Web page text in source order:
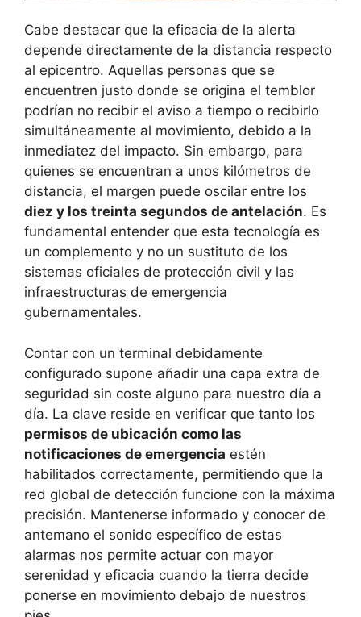
Cabe destacar que la eficacia de la alerta
depende directamente de la distancia respecto
al epicentro. Aquellas personas que se
encuentren justo donde se origina el temblor
podrían no recibir el aviso a tiempo o recibirlo
simultáneamente al movimiento, debido a la
inmediatez del impacto. Sin embargo, para
quienes se encuentran a unos kilómetros de
distancia, el margen puede oscilar entre los
diez y los treinta segundos de antelación. Es
fundamental entender que esta tecnología es
un complemento y no un sustituto de los
sistemas oficiales de protección civil y las
infraestructuras de emergencia
gubernamentales.
Contar con un terminal debidamente
configurado supone añadir una capa extra de
seguridad sin coste alguno para nuestro día a
día. La clave reside en verificar que tanto los
permisos de ubicación como las
notificaciones de emergencia estén
habilitados correctamente, permitiendo que la
red global de detección funcione con la máxima
precisión. Mantenerse informado y conocer de
antemano el sonido específico de estas
alarmas nos permite actuar con mayor
serenidad y eficacia cuando la tierra decide
ponerse en movimiento debajo de nuestros